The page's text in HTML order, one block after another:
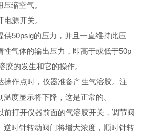
缩空气。
源开关。
50psig的压力，并且一直维持此压
性气体的输出压力，即高于或低于50p
胶的发生和它的操作。
作点时，仪器准备产生气溶胶。注
度显示将下降，这是正常的。
打开仪器前面的气溶胶开关，调节阀
逆时针转动阀门将增大浓度，顺时针转